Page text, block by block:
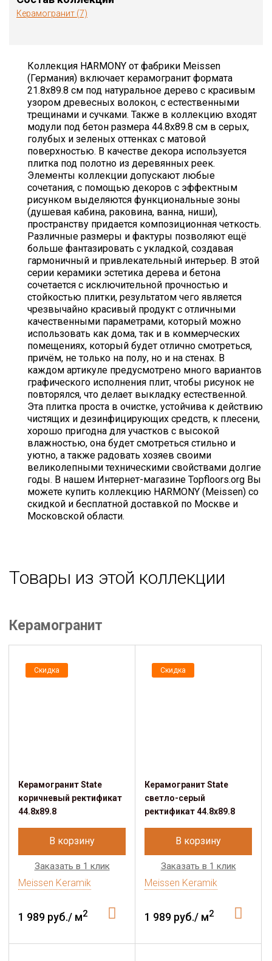
Керамогранит (7)
Коллекция HARMONY от фабрики Meissen
(Германия) включает керамогранит формата
21.8х89.8 см под натуральное дерево с красивым
узором древесных волокон, с естественными
трещинами и сучками. Также в коллекцию входят
модули под бетон размера 44.8х89.8 см в серых,
голубых и зеленых оттенках с матовой
поверхностью. В качестве декора используется
плитка под полотно из деревянных реек.
Элементы коллекции допускают любые
сочетания, с помощью декоров с эффектным
рисунком выделяются функциональные зоны
(душевая кабина, раковина, ванна, ниши),
пространству придается композиционная четкость.
Различные размеры и фактуры позволяют ещё
больше фантазировать с укладкой, создавая
гармоничный и привлекательный интерьер. В этой
серии керамики эстетика дерева и бетона
сочетается с исключительной прочностью и
стойкостью плитки, результатом чего является
чрезвычайно красивый продукт с отличными
качественными параметрами, который можно
использовать как дома, так и в коммерческих
помещениях, который будет отлично смотреться,
причём, не только на полу, но и на стенах. В
каждом артикуле предусмотрено много вариантов
графического исполнения плит, чтобы рисунок не
повторялся, что делает выкладку естественной.
Эта плитка проста в очистке, устойчива к действию
чистящих и дезинфицирующих средств, к плесени,
хорошо пригодна для участков с высокой
влажностью, она будет смотреться стильно и
уютно, а также радовать хозяев своими
великолепными техническими свойствами долгие
годы. В нашем Интернет-магазине Topfloors.org Вы
можете купить коллекцию HARMONY (Meissen) со
скидкой и бесплатной доставкой по Москве и
Московской области.
Товары из этой коллекции
Керамогранит
Скидка
Керамогранит State
коричневый ректификат
44.8x89.8
В корзину
Заказать в 1 клик
Meissen Keramik
1 989 руб./ м2
Скидка
Керамогранит State
светло-серый
ректификат 44.8x89.8
В корзину
Заказать в 1 клик
Meissen Keramik
1 989 руб./ м2